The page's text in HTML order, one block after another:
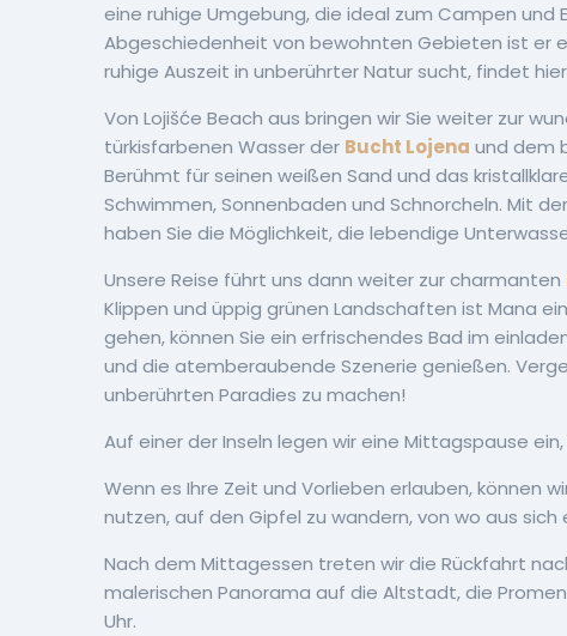
eine ruhige Umgebung, die ideal zum Campen und
Abgeschiedenheit von bewohnten Gebieten ist er
ruhige Auszeit in unberührter Natur sucht, findet
Von Lojišće Beach aus bringen wir Sie weiter zur
türkisfarbenen Wasser der Bucht Lojena und dem
Berühmt für seinen weißen Sand und das
Schwimmen, Sonnenbaden und Schnorcheln. Mit
haben Sie die Möglichkeit, die lebendige
Unsere Reise führt uns dann weiter zur charmanten
Klippen und üppig grünen Landschaften ist Mana
gehen, können Sie ein erfrischendes Bad im
und die atemberaubende Szenerie genießen.
unberührten Paradies zu machen!
Auf einer der Inseln legen wir eine Mittagspause
Wenn es Ihre Zeit und Vorlieben erlauben, können
nutzen, auf den Gipfel zu wandern, von wo aus
Nach dem Mittagessen treten wir die Rückfahrt
malerischen Panorama auf die Altstadt, die
Uhr.